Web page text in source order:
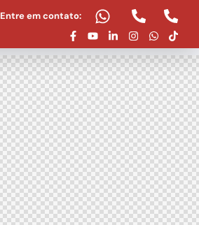
Entre em contato: